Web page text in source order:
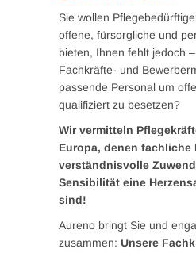
Sie wollen
offene, fürsorgliche und
bieten, Ihnen fehlt jedoch
Fachkräfte- und
passende Personal um
qualifiziert zu besetzen?
Wir vermitteln
Europa, denen fachliche
verständnisvolle
Sensibilität eine
sind!
Aureno bringt Sie und
zusammen: Unsere